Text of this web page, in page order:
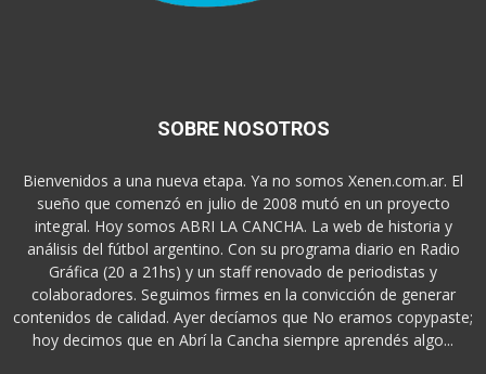
SOBRE NOSOTROS
Bienvenidos a una nueva etapa. Ya no somos Xenen.com.ar. El
sueño que comenzó en julio de 2008 mutó en un proyecto
integral. Hoy somos ABRI LA CANCHA. La web de historia y
análisis del fútbol argentino. Con su programa diario en Radio
Gráfica (20 a 21hs) y un staff renovado de periodistas y
colaboradores. Seguimos firmes en la convicción de generar
contenidos de calidad. Ayer decíamos que No eramos copypaste;
hoy decimos que en Abrí la Cancha siempre aprendés algo...